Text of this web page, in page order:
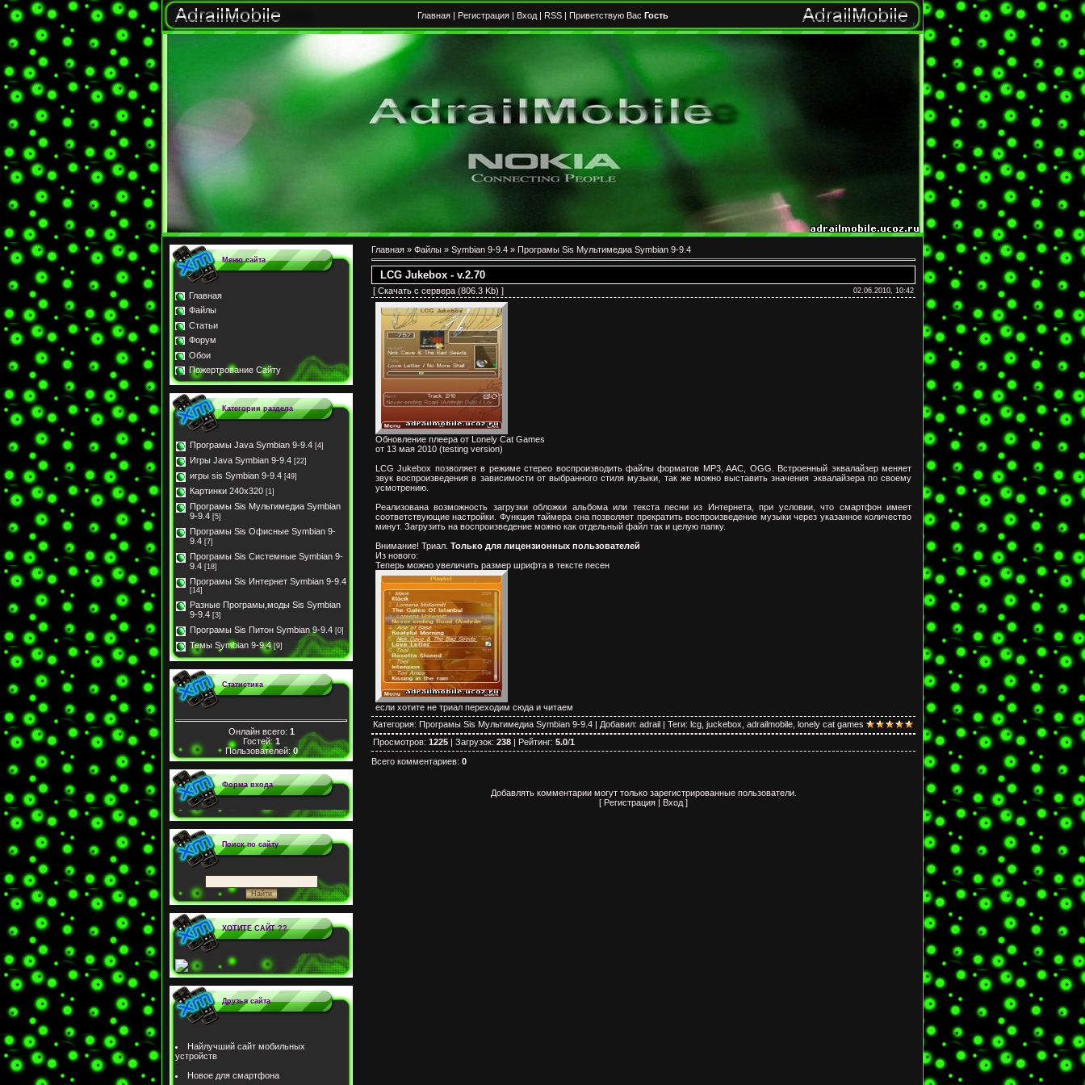
Главная| Регистрация| Вход| RSS| Приветствую Вас Гость
Меню сайта
Главная
Файлы
Статьи
Форум
Обои
Пожертвование Сайту
Категории раздела
Програмы Java Symbian 9-9.4 [4]
Игры Java Symbian 9-9.4 [22]
игры sis Symbian 9-9.4 [49]
Картинки 240x320 [1]
Програмы Sis Мультимедиа Symbian
9-9.4 [5]
Програмы Sis Офисные Symbian 9-
9.4 [7]
Програмы Sis Системные Symbian 9-
9.4 [18]
Програмы Sis Интернет Symbian 9-9.4
[14]
Разные Програмы,моды Sis Symbian
9-9.4 [3]
Програмы Sis Питон Symbian 9-9.4 [0]
Темы Symbian 9-9.4 [9]
Статистика
Онлайн всего: 1
Гостей: 1
Пользователей:0
Форма входа
Поиск по сайту
ХОТИТЕ САЙТ ??
Друзья сайта
Найлучший сайт мобильных
устройств
Новое для смартфона
Главная » Файлы » Symbian 9-9.4 » Програмы Sis Мультимедиа Symbian 9-9.4
LCG Jukebox - v.2.70
[ Скачать с сервера (806.3 Kb) ] 02.06.2010, 10:42
Обновление плеера от Lonely Cat Games
от 13 мая 2010 (testing version)
LCG Jukebox позволяет в режиме стерео воспроизводить файлы форматов MP3, AAC, OGG. Встроенный эквалайзер меняет
звук воспроизведения в зависимости от выбранного стиля музыки, так же можно выставить значения эквалайзера по своему
усмотрению.
Реализована возможность загрузки обложки альбома или текста песни из Интернета, при условии, что смартфон имеет
соответствующие настройки. Функция таймера сна позволяет прекратить воспроизведение музыки через указанное количество
минут. Загрузить на воспроизведение можно как отдельный файл так и целую папку.
Внимание! Триал. Только для лицензионных пользователей
Из нового:
Теперь можно увеличить размер шрифта в тексте песен
если хотите не триал переходим сюда и читаем
Категория: Програмы Sis Мультимедиа Symbian 9-9.4 | Добавил: adrail | Теги: lcg juckebox adrailmobile lonely cat games
Просмотров: 1225 | Загрузок: 238 | Рейтинг: 5.0/1
Всего комментариев: 0
Добавлять комментарии могут только зарегистрированные пользователи.
[ Регистрация | Вход ]